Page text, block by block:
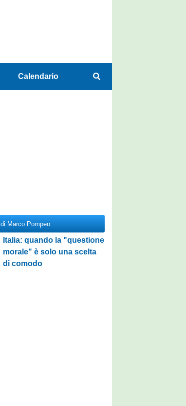
Calendario
di Marco Pompeo
Italia: quando la "questione
morale" è solo una scelta
di comodo